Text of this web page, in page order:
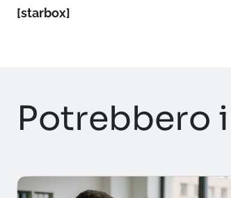
[starbox]
Potrebbero